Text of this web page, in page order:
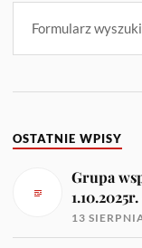
OSTATNIE WPISY
Grupa
13